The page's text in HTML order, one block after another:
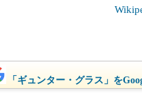
「ギュンター・グラス」を